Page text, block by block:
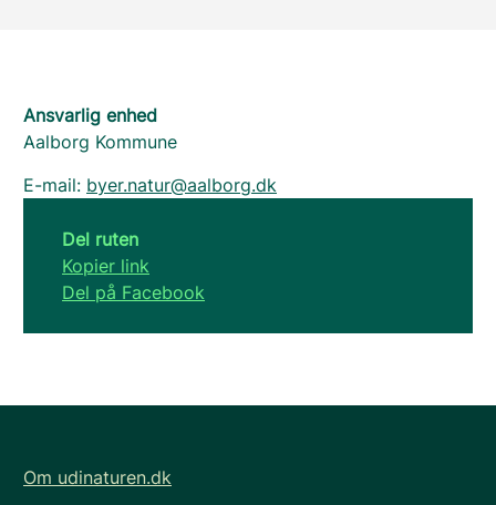
Ansvarlig enhed
Aalborg Kommune
E-mail: byer.natur@aalborg.dk
Del ruten
Kopier link
Del på Facebook
Om udinaturen.dk